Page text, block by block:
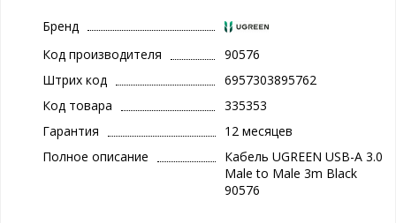
Бренд
Код производителя
90576
Штрих код
6957303895762
Код товара
335353
Гарантия
12 месяцев
Полное описание
Кабель UGREEN USB-A 3.0
Male to Male 3m Black
90576